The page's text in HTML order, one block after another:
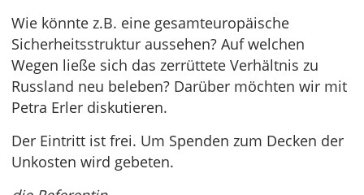
Wie könnte z.B. eine gesamteuropäische
Sicherheitsstruktur aussehen? Auf welchen
Wegen ließe sich das zerrüttete Verhältnis zu
Russland neu beleben? Darüber möchten wir mit
Petra Erler diskutieren.
Der Eintritt ist frei. Um Spenden zum Decken der
Unkosten wird gebeten.